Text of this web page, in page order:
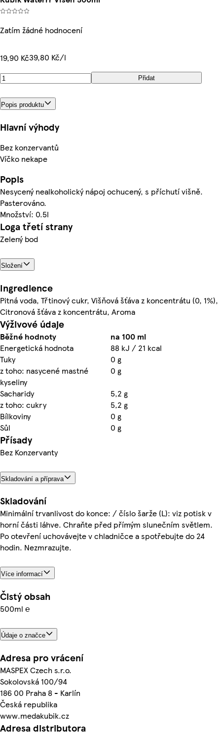
Zatím žádné hodnocení
19,90 Kč39,80 Kč/l
Přidat
Popis produktu
Hlavní výhody
Bez konzervantů
Víčko nekape
Popis
Nesycený nealkoholický nápoj ochucený, s příchutí višně.
Pasterováno.
Množství: 0.5l
Loga třetí strany
Zelený bod
Složení
Ingredience
Pitná voda, Třtinový cukr, Višňová šťáva z koncentrátu (0, 1%),
Citronová šťáva z koncentrátu, Aroma
Výživové údaje
Běžné hodnoty
na 100 ml
Energetická hodnota
88 kJ / 21 kcal
Tuky
0 g
z toho: nasycené mastné
kyseliny
0 g
Sacharidy
5,2 g
z toho: cukry
5,2 g
Bílkoviny
0 g
Sůl
0 g
Přísady
Bez Konzervanty
Skladování a příprava
Skladování
Minimální trvanlivost do konce: / číslo šarže (L): viz potisk v
horní části láhve. Chraňte před přímým slunečním světlem.
Po otevření uchovávejte v chladničce a spotřebujte do 24
hodin. Nezmrazujte.
Více informací
Čistý obsah
500ml ℮
Údaje o značce
Adresa pro vrácení
MASPEX Czech s.r.o.
Sokolovská 100/94
186 00 Praha 8 - Karlín
Česká republika
www.medakubik.cz
Adresa distributora